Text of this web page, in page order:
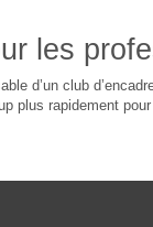
les
d’un club
plus rapidement